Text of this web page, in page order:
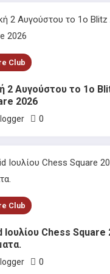
Club
2 Αυγούστου το 1ο
2026
0
Club
Ιουλίου Chess Square
0